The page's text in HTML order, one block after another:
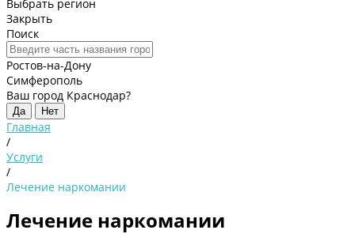
Выбрать регион
Закрыть
Поиск
Ростов-на-Дону
Симферополь
Ваш город Краснодар?
Да Нет
Главная
/
Услуги
/
Лечение наркомании
Лечение наркомании